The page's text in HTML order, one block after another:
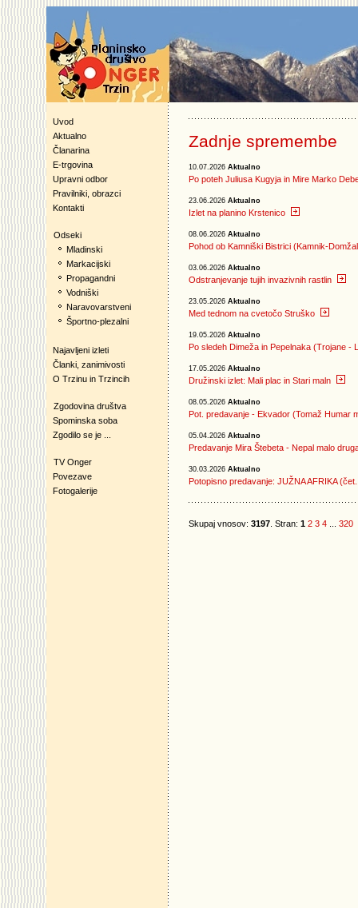
Uvod
Aktualno
Članarina
E-trgovina
Upravni odbor
Pravilniki, obrazci
Kontakti
Odseki
Mladinski
Markacijski
Propagandni
Vodniški
Naravovarstveni
Športno-plezalni
Najavljeni izleti
Članki, zanimivosti
O Trzinu in Trzincih
Zgodovina društva
Spominska soba
Zgodilo se je ...
TV Onger
Povezave
Fotogalerije
Zadnje spremembe
10.07.2026 Aktualno
Po poteh Juliusa Kugyja in Mire Marko
23.06.2026 Aktualno
Izlet na planino Krstenico
08.06.2026 Aktualno
Pohod ob Kamniški Bistrici (Kamnik-
03.06.2026 Aktualno
Odstranjevanje tujih invazivnih rastlin
23.05.2026 Aktualno
Med tednom na cvetočo Struško
19.05.2026 Aktualno
Po sledeh Dimeža in Pepelnaka (Trojane -
17.05.2026 Aktualno
Družinski izlet: Mali plac in Stari maln
08.05.2026 Aktualno
Pot. predavanje - Ekvador (Tomaž Humar
05.04.2026 Aktualno
Predavanje Mira Štebeta - Nepal malo
30.03.2026 Aktualno
Potopisno predavanje: JUŽNA AFRIKA
Skupaj vnosov: 3197 . Stran: 1 2 3 4 320